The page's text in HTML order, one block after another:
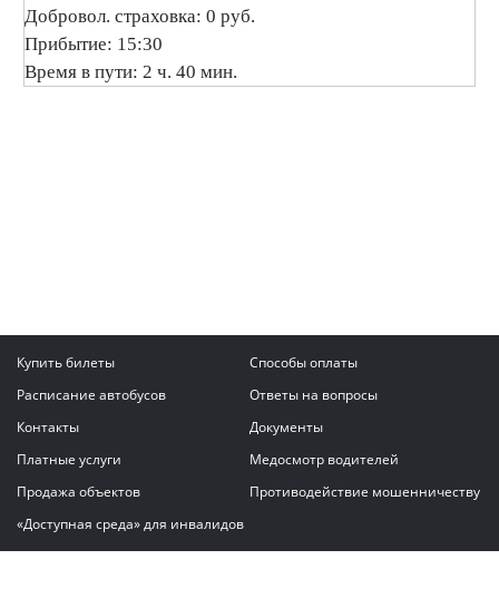
Добровол. страховка: 0 руб.
Прибытие: 15:30
Время в пути: 2 ч. 40 мин.
Купить билеты
Способы оплаты
Расписание автобусов
Ответы на вопросы
Контакты
Документы
Платные услуги
Медосмотр водителей
Продажа объектов
Противодействие мошенничеству
«Доступная среда» для инвалидов